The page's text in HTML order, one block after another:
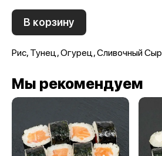
В корзину
Рис, Тунец, Огурец, Сливочный Сыр
Мы рекомендуем